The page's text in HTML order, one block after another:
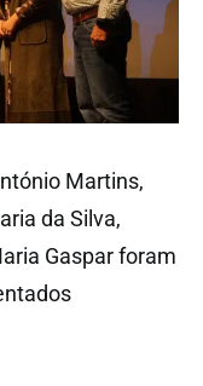
Martins,
da Silva,
Gaspar foram